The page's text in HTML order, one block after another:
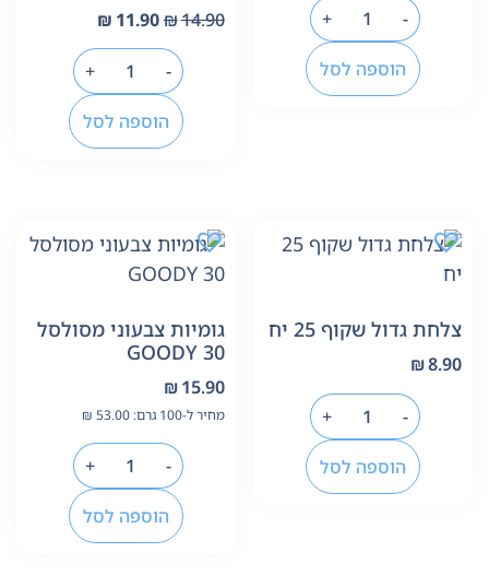
-
+
הוספה לסל
₪14.90
₪ 11.90
-
+
הוספה לסל
צלחת גדול שקוף 25 יח
₪8.90
-
+
הוספה לסל
גומיות צבעוני מסולסל
30 GOODY
₪15.90
מחיר ל-100 גרם: ₪ 53.00
-
+
הוספה לסל